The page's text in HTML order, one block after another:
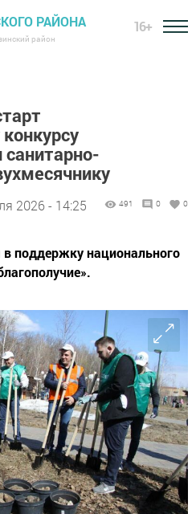
РАЙОНА
район
16+
2026 - 14:25 491 0 0
поддержку национального